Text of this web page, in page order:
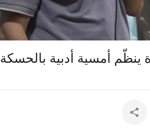
ينظّم أمسية أدبية بالحسكة